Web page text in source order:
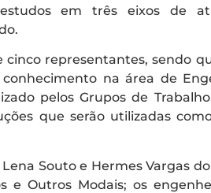
em três eixos de
cinco representantes, sendo
na área de
pelos Grupos de
que serão utilizadas
Souto e Hermes Vargas
e Outros Modais; os